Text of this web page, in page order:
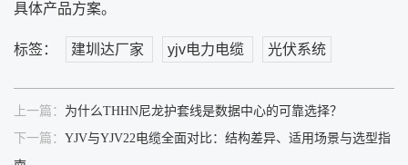
具体产品方案。
标签： 建圳达厂家 yjv电力电缆 光伏系统
上一篇： 为什么THHN尼龙护套线是数据中心的可靠选择？
下一篇： YJV与YJV22电缆全面对比：结构差异、适用场景与选型指